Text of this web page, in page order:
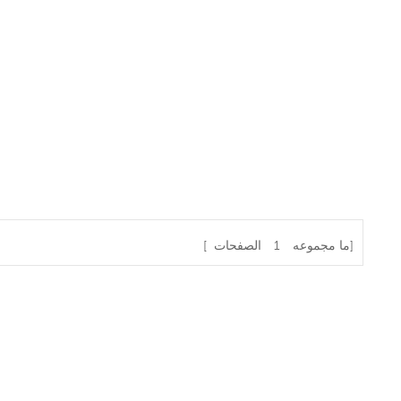
[ ما مجموعه 1 الصفحات]